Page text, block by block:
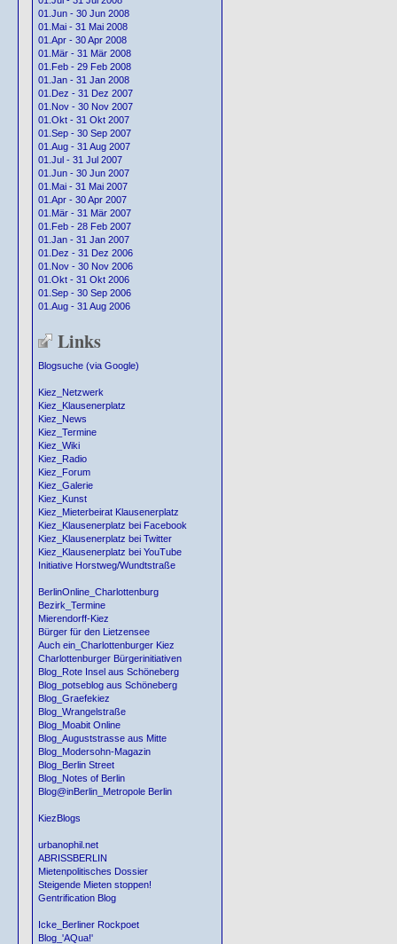
01.Jun - 30 Jun 2008
01.Mai - 31 Mai 2008
01.Apr - 30 Apr 2008
01.Mär - 31 Mär 2008
01.Feb - 29 Feb 2008
01.Jan - 31 Jan 2008
01.Dez - 31 Dez 2007
01.Nov - 30 Nov 2007
01.Okt - 31 Okt 2007
01.Sep - 30 Sep 2007
01.Aug - 31 Aug 2007
01.Jul - 31 Jul 2007
01.Jun - 30 Jun 2007
01.Mai - 31 Mai 2007
01.Apr - 30 Apr 2007
01.Mär - 31 Mär 2007
01.Feb - 28 Feb 2007
01.Jan - 31 Jan 2007
01.Dez - 31 Dez 2006
01.Nov - 30 Nov 2006
01.Okt - 31 Okt 2006
01.Sep - 30 Sep 2006
01.Aug - 31 Aug 2006
Links
Blogsuche (via Google)
Kiez_Netzwerk
Kiez_Klausenerplatz
Kiez_News
Kiez_Termine
Kiez_Wiki
Kiez_Radio
Kiez_Forum
Kiez_Galerie
Kiez_Kunst
Kiez_Mieterbeirat Klausenerplatz
Kiez_Klausenerplatz bei Facebook
Kiez_Klausenerplatz bei Twitter
Kiez_Klausenerplatz bei YouTube
Initiative Horstweg/Wundtstraße
BerlinOnline_Charlottenburg
Bezirk_Termine
Mierendorff-Kiez
Bürger für den Lietzensee
Auch ein_Charlottenburger Kiez
Charlottenburger Bürgerinitiativen
Blog_Rote Insel aus Schöneberg
Blog_potseblog aus Schöneberg
Blog_Graefekiez
Blog_Wrangelstraße
Blog_Moabit Online
Blog_Auguststrasse aus Mitte
Blog_Modersohn-Magazin
Blog_Berlin Street
Blog_Notes of Berlin
Blog@inBerlin_Metropole Berlin
KiezBlogs
urbanophil.net
ABRISSBERLIN
Mietenpolitisches Dossier
Steigende Mieten stoppen!
Gentrification Blog
Icke_Berliner Rockpoet
Blog_'AQua!'